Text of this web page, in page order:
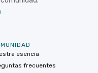
esencia
frecuentes